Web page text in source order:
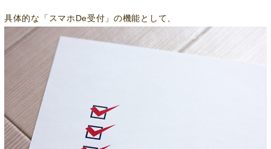
具体的な「スマホDe受付」の機能として、